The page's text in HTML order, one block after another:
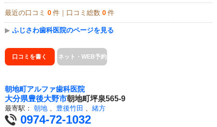
最近の口コミ 0 件｜口コミ総数 0 件
▶ ふじさわ歯科医院のページを見る
口コミを書く ネット・WEB予約
朝地町アルファ歯科医院
大分県豊後大野市朝地町坪泉565-9
最寄駅： 朝地 豊後竹田 緒方
0974-72-1032